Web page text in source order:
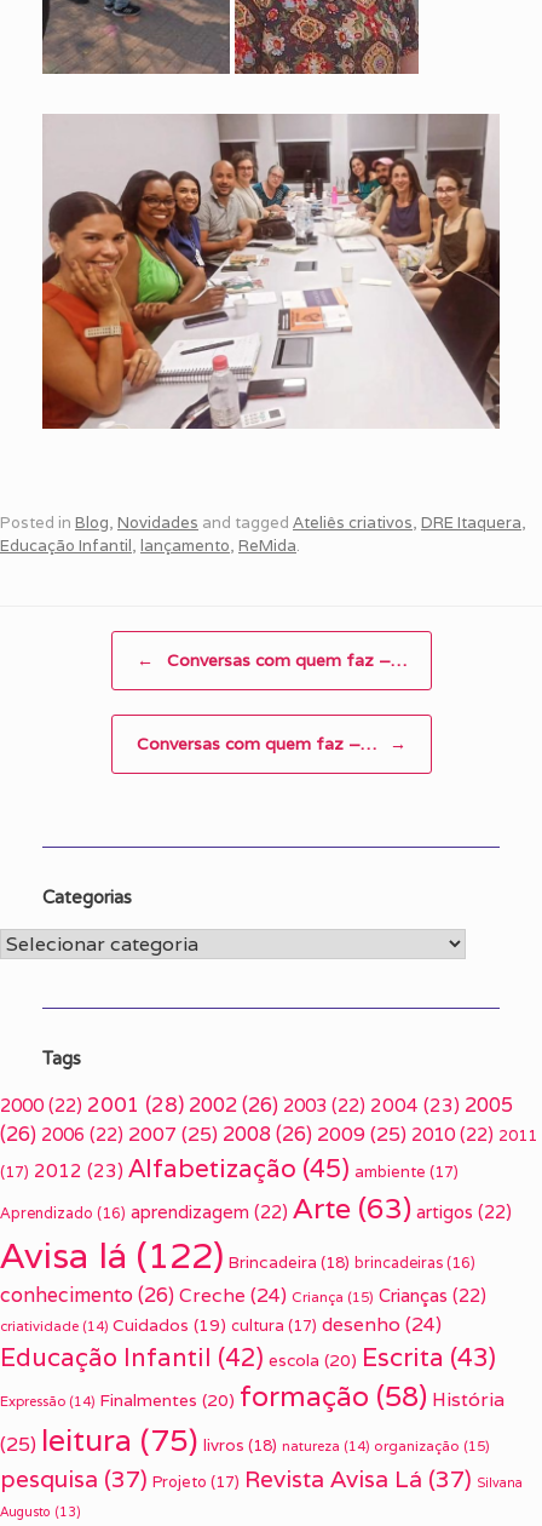
Posted in Blog, Novidades and tagged Ateliês criativos, DRE Itaquera,
Educação Infantil, lançamento, ReMida.
← Conversas com quem faz –…
Conversas com quem faz –… →
Categorias
Categorias
Tags
2000 (22) 2001 (28) 2002(26) 2003 (22) 2004 (23) 2005
(26) 2006 (22) 2007 (25) 2008(26) 2009(25) 2010 (22) 2011
(17) 2012 (23) Alfabetização (45) ambiente (17)
Aprendizado (16) aprendizagem (22) Arte (63) artigos (22)
Avisa lá (122) Brincadeira (18) brincadeiras (16)
conhecimento(26) Creche (24) Criança (15) Crianças (22)
criatividade (14) Cuidados (19) cultura (17) desenho (24)
Educação Infantil (42) escola (20) Escrita (43)
Expressão (14) Finalmentes (20) formação (58) História
(25) leitura (75) livros (18) natureza (14) organização (15)
pesquisa (37) Projeto (17) Revista Avisa Lá (37) Silvana
Augusto (13)